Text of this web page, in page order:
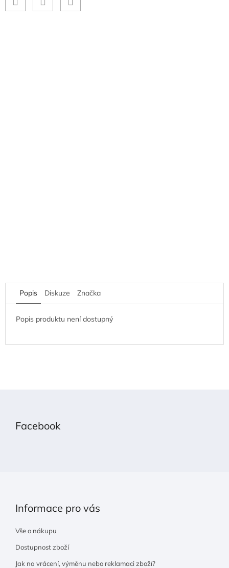
Popis Diskuze Značka
Popis produktu není dostupný
Facebook
Informace pro vás
Vše o nákupu
Dostupnost zboží
Jak na vrácení, výměnu nebo reklamaci zboží?